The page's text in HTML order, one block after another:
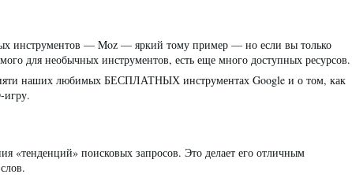
инструментов — Moz — яркий тому пример — но если вы только
для необычных инструментов, есть еще много доступных ресурсов.
пяти наших любимых БЕСПЛАТНЫХ инструментах Google и о том, как
игру.
«тенденций» поисковых запросов. Это делает его отличным